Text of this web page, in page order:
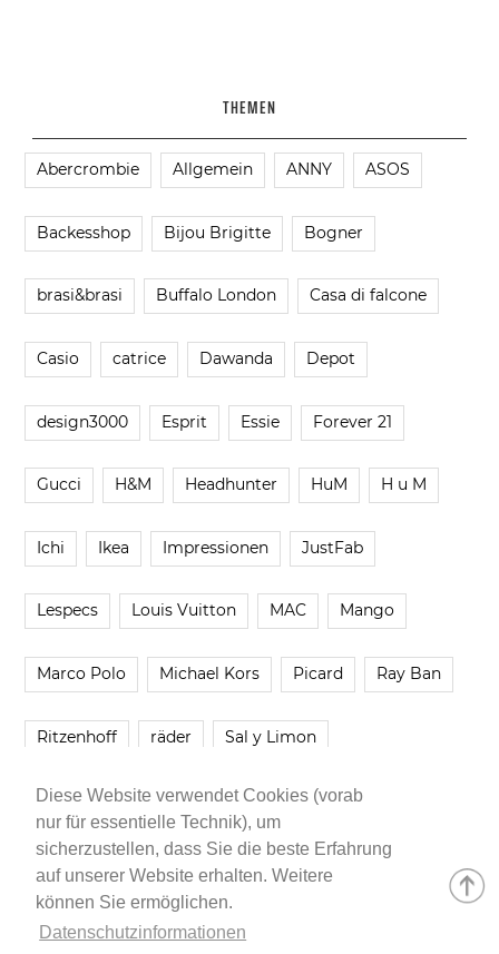
Diese Website verwendet Cookies (vorab
nur für essentielle Technik), um
sicherzustellen, dass Sie die beste Erfahrung
auf unserer Website erhalten. Weitere
können Sie ermöglichen.
Datenschutzinformationen
THEMEN
Abercrombie Allgemein ANNY ASOS
Backesshop Bijou Brigitte Bogner
brasi&brasi Buffalo London Casa di falcone
Casio catrice Dawanda Depot
design3000 Esprit Essie Forever 21
Gucci H&M Headhunter HuM H u M
Ichi Ikea Impressionen JustFab
Lespecs Louis Vuitton MAC Mango
Marco Polo Michael Kors Picard Ray Ban
Ritzenhoff räder Sal y Limon
Smartbuyglasses smash! Steve Madden
Younique Zara